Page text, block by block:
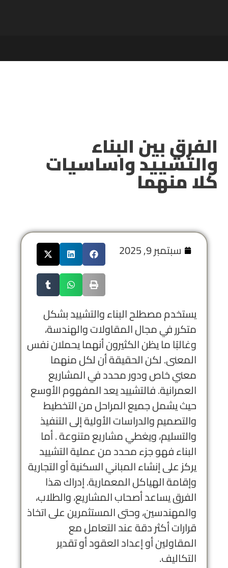
الفرق بين البناء
والتشييد واساسيات
كلا منهما
سبتمبر 9, 2025
يستخدم مصطلح البناء والتشييد بشكل
متكرر في مجال المقاولات والهندسة،
وغالبًا ما يظن الكثيرون أنهما يحملان نفس
المعنى. لكن الحقيقة أن لكل منهما
معني خاص ودور محدد في المشاريع
العمرانية. فالتشييد يعد المفهوم الأوسع
حيث يشمل جميع المراحل من التخطيط
والتصميم والدراسات الأولية إلى التنفيذ
والتسليم، ويغطي مشاريع متنوعة . أما
البناء فهو جزء محدد من عملية التشييد
يركز على إنشاء المباني السكنية أو التجارية
وإقامة الهياكل المعمارية. إدراك هذا
الفرق يساعد أصحاب المشاريع، والطلاب،
والمهندسين، وحتى المستثمرين على اتخاذ
قرارات أكثر دقة عند التعامل مع
المقاولين أو إعداد العقود أو تقدير
التكاليف.